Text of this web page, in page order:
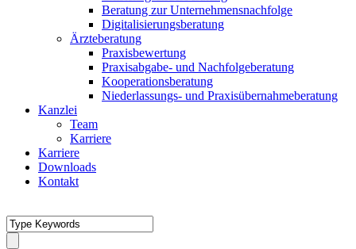
Beratung zur Unternehmensnachfolge
Digitalisierungsberatung
Ärzteberatung
Praxisbewertung
Praxisabgabe- und Nachfolgeberatung
Kooperationsberatung
Niederlassungs- und Praxisübernahmeberatung
Kanzlei
Team
Karriere
Karriere
Downloads
Kontakt